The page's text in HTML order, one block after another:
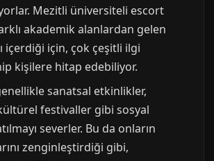
Mezitli üniversiteli escort
akademik alanlardan gelen
içerdiği için, çok çeşitli ilgi
kişilere hitap edebiliyor.
sanatsal etkinlikler,
festivaller gibi sosyal
severler. Bu da onların
zenginleştirdiği gibi,